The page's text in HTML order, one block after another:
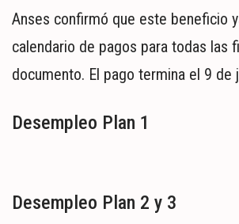
Anses confirmó que este beneficio
calendario de pagos para todas las
documento. El pago termina el 9 de
Desempleo Plan 1
Desempleo Plan 2 y 3